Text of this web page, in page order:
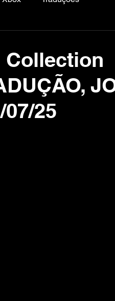
Collection
25